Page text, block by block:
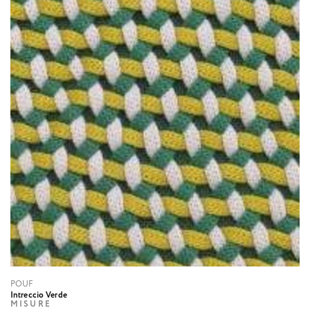
POUF
Intreccio Verde
MISURE